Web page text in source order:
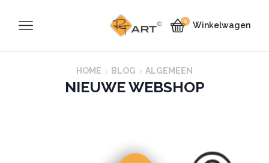
0 Winkelwagen
HOME BLOG ALGEMEEN
NIEUWE WEBSHOP